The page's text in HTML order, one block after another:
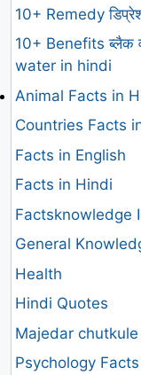
10+ Remedy
10+ Benefits ब्लैक
water in hindi
Animal Facts in
Countries Facts
Facts in English
Facts in Hindi
Factsknowledge
General
Health
Hindi Quotes
Majedar chutkule
Psychology